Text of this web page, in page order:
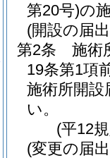
第20号)の
(開設の届
第2条
施術
19条第1項
施術所開設
い。
(平12
(変更の届